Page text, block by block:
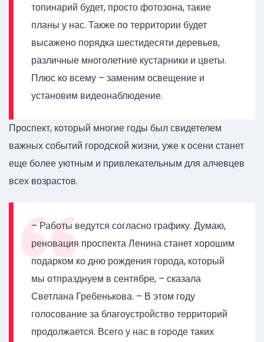
топинарий будет, просто фотозона, такие
планы у нас. Также по территории будет
высажено порядка шестидесяти деревьев,
различные многолетние кустарники и цветы.
Плюс ко всему – заменим освещение и
установим видеонаблюдение.
Проспект, который многие годы был свидетелем
важных событий городской жизни, уже к осени станет
еще более уютным и привлекательным для алчевцев
всех возрастов.
– Работы ведутся согласно графику. Думаю,
реновация проспекта Ленина станет хорошим
подарком ко дню рождения города, который
мы отпразднуем в сентябре, – сказала
Светлана Гребенькова. – В этом году
голосование за благоустройство территорий
продолжается. Всего у нас в городе таких